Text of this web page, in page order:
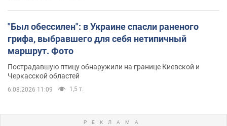
"Был обессилен": в Украине спасли раненого
грифа, выбравшего для себя нетипичный
маршрут. Фото
Пострадавшую птицу обнаружили на границе Киевской и
Черкасской областей
6.08.2026 11:09 1,5 т.